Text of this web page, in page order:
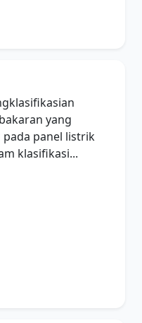
yang
panel listrik
klasifikasi...